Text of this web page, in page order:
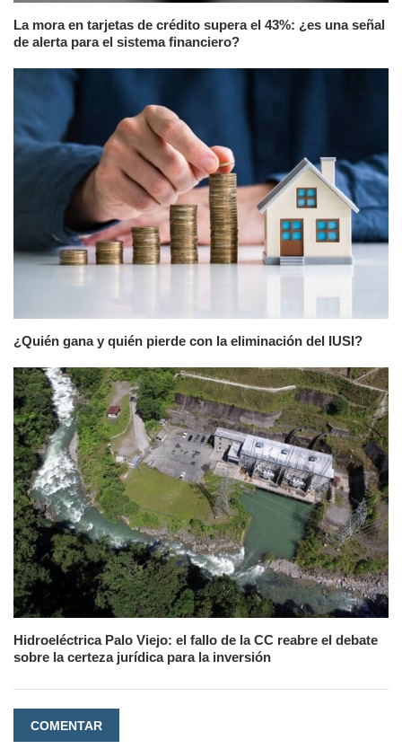
La mora en tarjetas de crédito supera el 43%: ¿es una señal
de alerta para el sistema financiero?
¿Quién gana y quién pierde con la eliminación del IUSI?
Hidroeléctrica Palo Viejo: el fallo de la CC reabre el debate
sobre la certeza jurídica para la inversión
COMENTAR